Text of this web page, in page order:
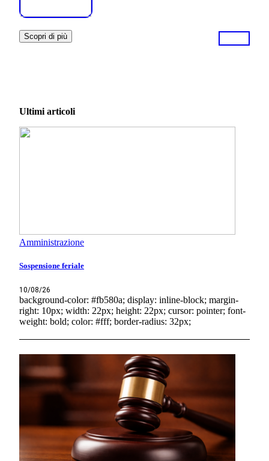
Scopri di più
Ultimi articoli
Amministrazione
Sospensione feriale
10/08/26
background-color: #fb580a; display: inline-block; margin-
right: 10px; width: 22px; height: 22px; cursor: pointer; font-
weight: bold; color: #fff; border-radius: 32px;